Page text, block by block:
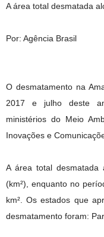
A área total desmatada
Por: Agência Brasil
O desmatamento na
2017 e julho deste
ministérios do Meio
Inovações e
A área total desmatada
(km²), enquanto no
km². Os estados que
desmatamento foram: